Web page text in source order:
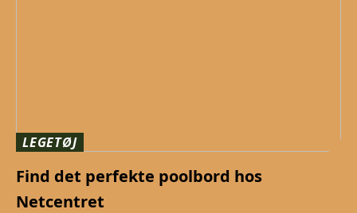
LEGETØJ
Find det perfekte poolbord hos
Netcentret